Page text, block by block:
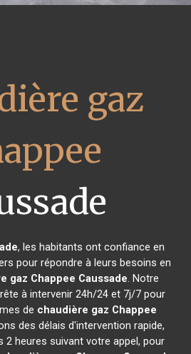
gaz
, les habitants ont confiance en
pour répondre à leurs besoins en
gaz Chappee Caussade. Notre
à intervenir 24h/24 et 7j/7 pour
de chaudière gaz Chappee
des délais d'intervention rapide,
2 heures suivant votre appel, pour